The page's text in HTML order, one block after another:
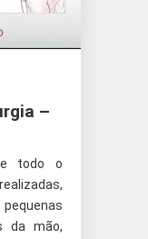
–
todo o
da mão,